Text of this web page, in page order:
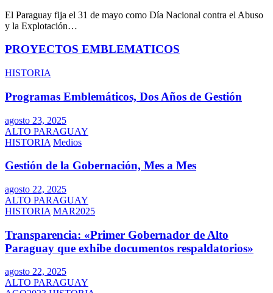
El Paraguay fija el 31 de mayo como Día Nacional contra el Abuso
y la Explotación…
PROYECTOS EMBLEMATICOS
HISTORIA
Programas Emblemáticos, Dos Años de Gestión
agosto 23, 2025
ALTO PARAGUAY
HISTORIA Medios
Gestión de la Gobernación, Mes a Mes
agosto 22, 2025
ALTO PARAGUAY
HISTORIA MAR2025
Transparencia: «Primer Gobernador de Alto
Paraguay que exhibe documentos respaldatorios»
agosto 22, 2025
ALTO PARAGUAY